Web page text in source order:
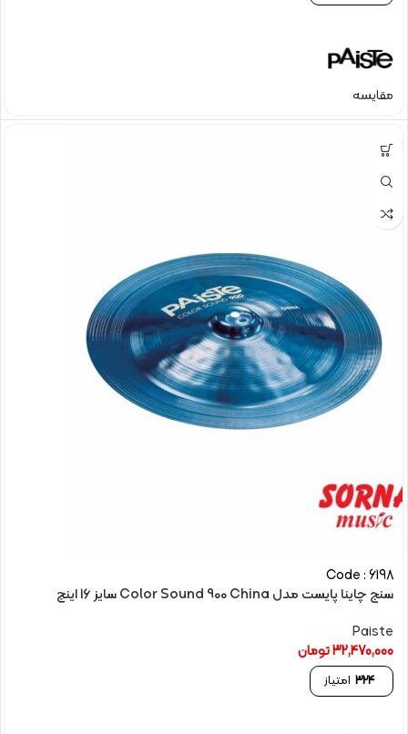
مقایسه
Code : 6198
سنج چاینا پایست مدل Color Sound 900 China سایز 16 اینچ
Paiste
32,470,000تومان
324 امتیاز